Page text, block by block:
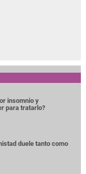
insomnio y
para tratarlo?
duele tanto como